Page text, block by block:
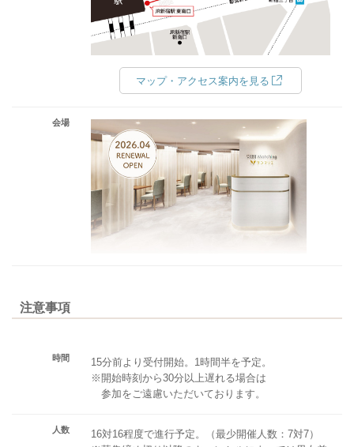
マップ・アクセス案内を見る
会場
注意事項
時間
15分前より受付開始。1時間半を予定。
※開始時刻から30分以上遅れる場合は
参加をご遠慮いただいております。
人数
16対16程度で進行予定。（最少開催人数：7対7）